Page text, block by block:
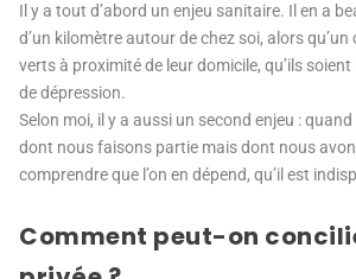
Il y a tout d’abord un enjeu sanitaire. Il en a
d’un kilomètre autour de chez soi, alors
verts à proximité de leur domicile, qu’ils
de dépression.
Selon moi, il y a aussi un second enjeu :
dont nous faisons partie mais dont nous
comprendre que l’on en dépend, qu’il est
Comment peut-on